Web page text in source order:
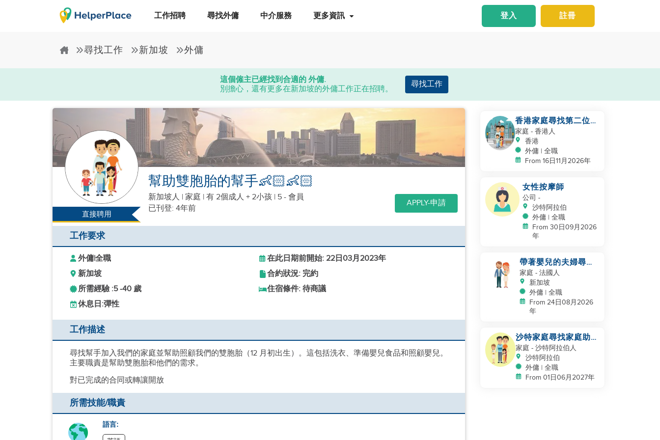
工作招聘 尋找外傭 中介服務 更多資訊 註冊
登入
尋找工作 新加坡 外傭
這個僱主已經找到合適的 外傭.
別擔心，還有更多在新加坡的外傭工作正在招聘。
尋找工作
直接聘用
幫助雙胞胎的幫手👶🏻👶🏻
新加坡人 | 家庭 | 有 2個成人 + 2小孩 | 5 - 會員
已刊登: 4年前
APPLY-申請
工作要求
外傭|全職
在此日期前開始: 22日03月2023年
新加坡
合約狀況: 完約
所需經驗 :5 -40 歲
住宿條件: 待商議
休息日:彈性
工作描述
尋找幫手加入我們的家庭並幫助照顧我們的雙胞胎（12 月初出生）。這包括洗衣、準備嬰兒食品和照顧嬰兒。
主要職責是幫助雙胞胎和他們的需求。
對已完成的合同或轉讓開放
所需技能/職責
語言:
香港家庭尋找第二位幫
手照顧幼兒
家庭 - 香港人
香港
外傭 | 全職
From 16日11月2026年
女性按摩師
公司 -
沙特阿拉伯
外傭 | 全職
From 30日09月2026
年
帶著嬰兒的夫婦尋找
幫手
家庭 - 法國人
新加坡
外傭 | 全職
From 24日08月2026
年
沙特家庭尋找家庭助
理，保姆
家庭 - 沙特阿拉伯人
沙特阿拉伯
外傭 | 全職
From 01日06月2027年